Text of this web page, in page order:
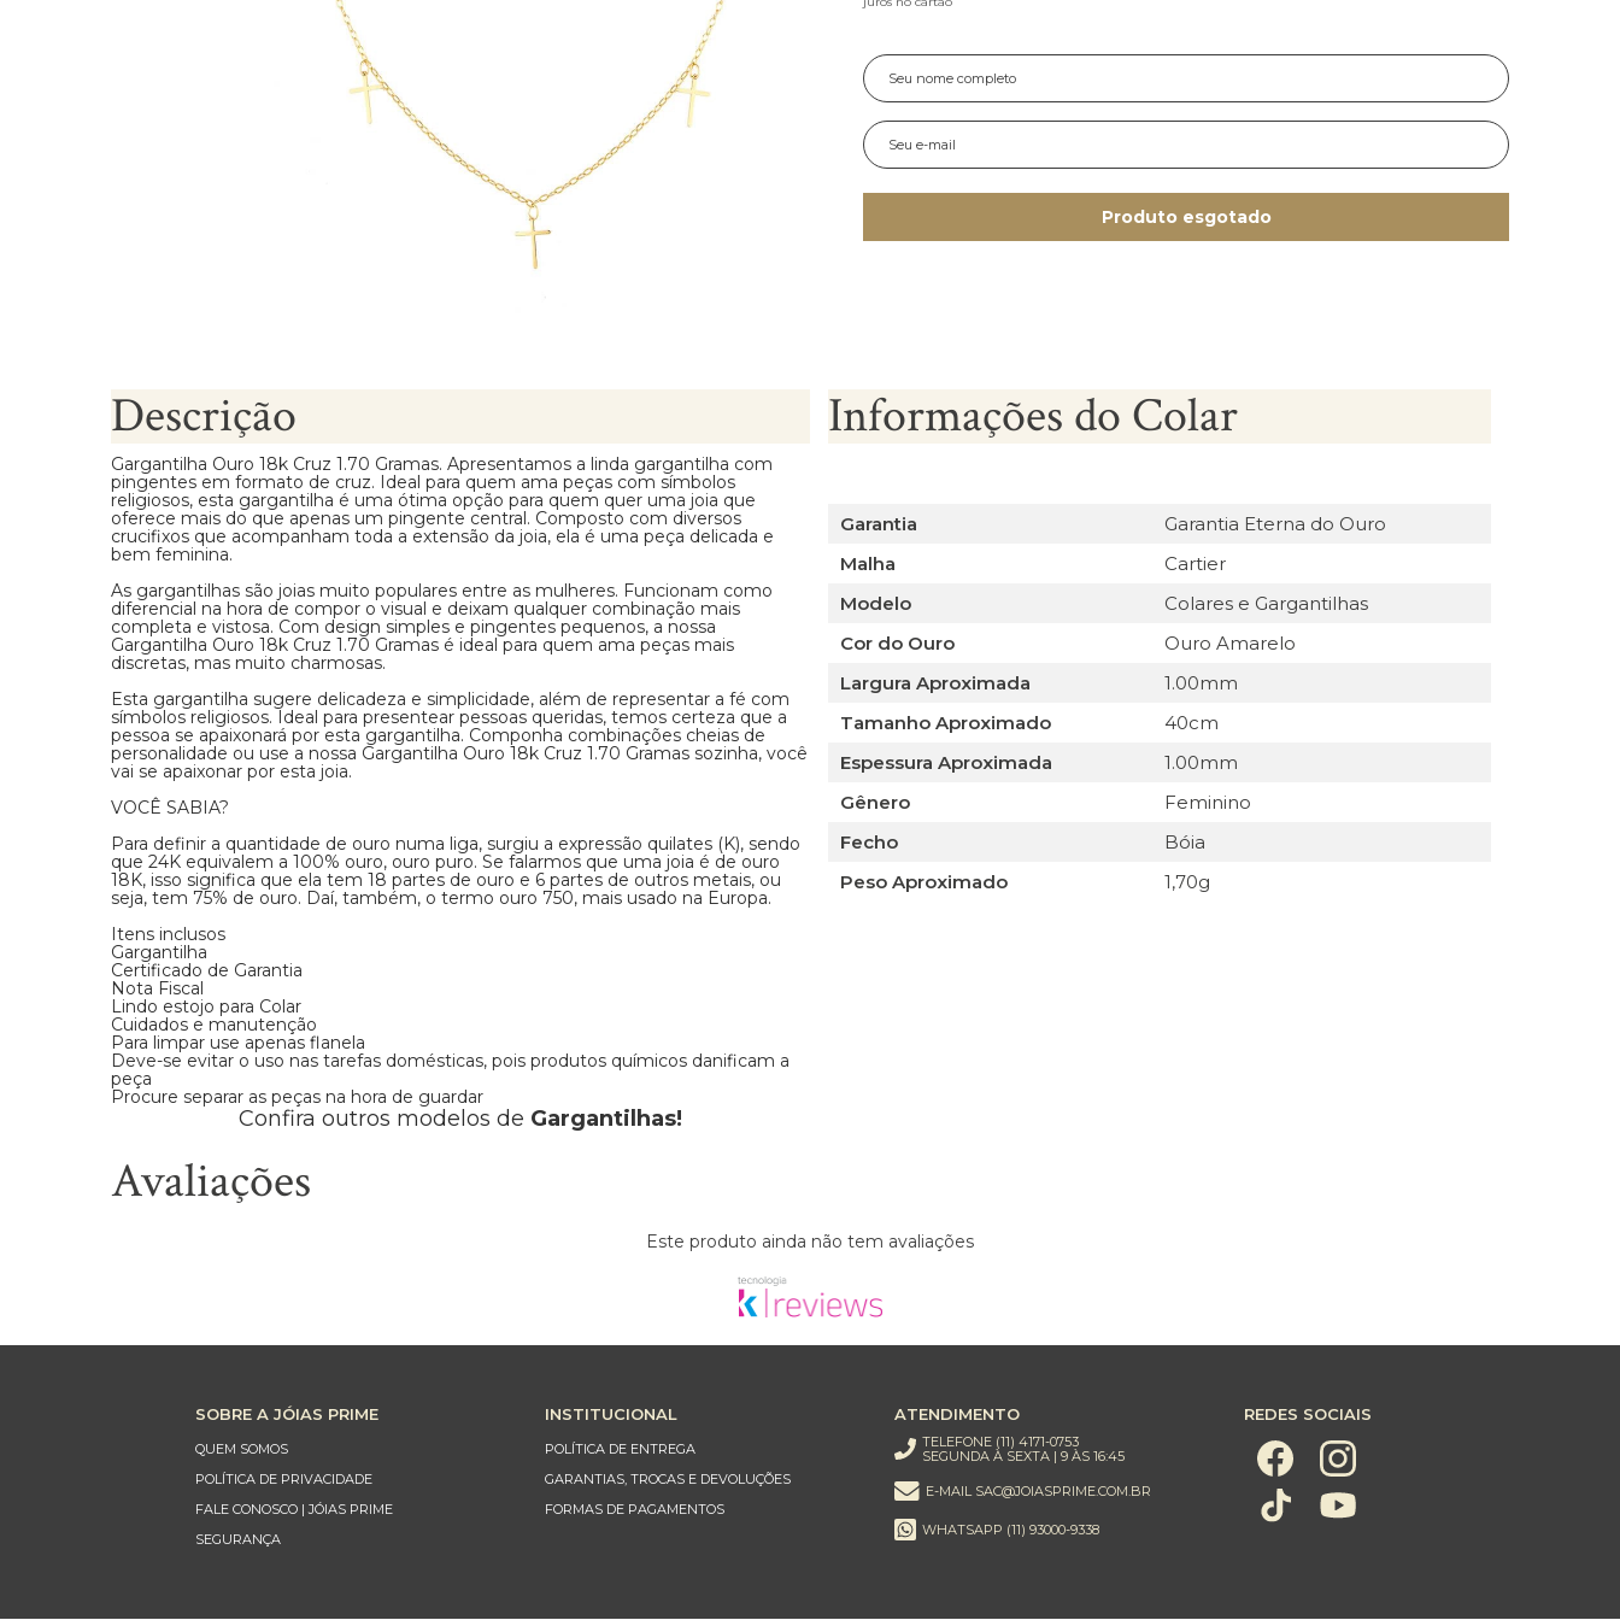
Produto esgotado
Descrição
Gargantilha Ouro 18k Cruz 1.70 Gramas. Apresentamos a linda gargantilha com
pingentes em formato de cruz. Ideal para quem ama peças com símbolos
religiosos, esta gargantilha é uma ótima opção para quem quer uma joia que
oferece mais do que apenas um pingente central. Composto com diversos
crucifixos que acompanham toda a extensão da joia, ela é uma peça delicada e
bem feminina.
As gargantilhas são joias muito populares entre as mulheres. Funcionam como
diferencial na hora de compor o visual e deixam qualquer combinação mais
completa e vistosa. Com design simples e pingentes pequenos, a nossa
Gargantilha Ouro 18k Cruz 1.70 Gramas é ideal para quem ama peças mais
discretas, mas muito charmosas.
Esta gargantilha sugere delicadeza e simplicidade, além de representar a fé com
símbolos religiosos. Ideal para presentear pessoas queridas, temos certeza que a
pessoa se apaixonará por esta gargantilha. Componha combinações cheias de
personalidade ou use a nossa Gargantilha Ouro 18k Cruz 1.70 Gramas sozinha, você
vai se apaixonar por esta joia.
VOCÊ SABIA?
Para definir a quantidade de ouro numa liga, surgiu a expressão quilates (K), sendo
que 24K equivalem a 100% ouro, ouro puro. Se falarmos que uma joia é de ouro
18K, isso significa que ela tem 18 partes de ouro e 6 partes de outros metais, ou
seja, tem 75% de ouro. Daí, também, o termo ouro 750, mais usado na Europa.
Itens inclusos
Gargantilha
Certificado de Garantia
Nota Fiscal
Lindo estojo para Colar
Cuidados e manutenção
Para limpar use apenas flanela
Deve-se evitar o uso nas tarefas domésticas, pois produtos químicos danificam a
peça
Procure separar as peças na hora de guardar
Confira outros modelos de Gargantilhas!
Informações do Colar
Garantia
Garantia Eterna do Ouro
Malha
Cartier
Modelo
Colares e Gargantilhas
Cor do Ouro
Ouro Amarelo
Largura Aproximada
1.00mm
Tamanho Aproximado
40cm
Espessura Aproximada
1.00mm
Gênero
Feminino
Fecho
Bóia
Peso Aproximado
1,70g
Avaliações
Este produto ainda não tem avaliações
SOBRE A JÓIAS PRIME
QUEM SOMOS
POLÍTICA DE PRIVACIDADE
FALE CONOSCO | JÓIAS PRIME
SEGURANÇA
INSTITUCIONAL
POLÍTICA DE ENTREGA
GARANTIAS, TROCAS E DEVOLUÇÕES
FORMAS DE PAGAMENTOS
ATENDIMENTO
TELEFONE (11) 4171-0753
SEGUNDA À SEXTA | 9 ÀS 16:45
E-MAIL SAC@JOIASPRIME.COM.BR
WHATSAPP (11) 93000-9338
REDES SOCIAIS